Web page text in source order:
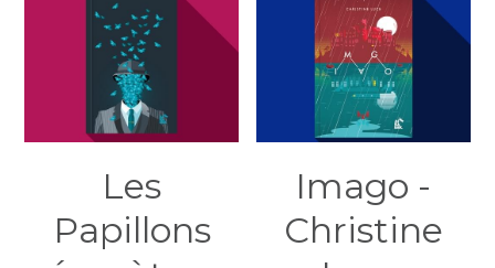
Les
Papillons
Imago -
Christine